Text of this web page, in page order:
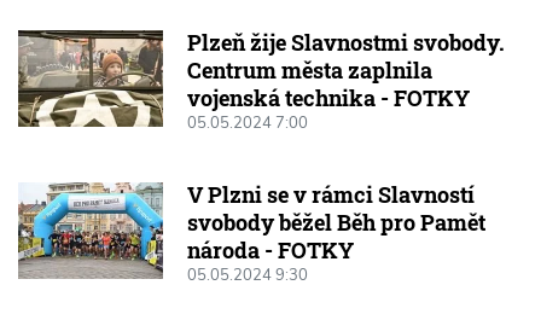
Plzeň žije Slavnostmi svobody.
Centrum města zaplnila
vojenská technika - FOTKY
05.05.2024 7:00
V Plzni se v rámci Slavností
svobody běžel Běh pro Pamět
národa - FOTKY
05.05.2024 9:30